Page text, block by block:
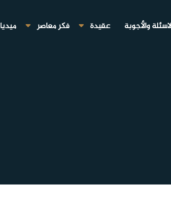
والأجوبة عقيدة فكر معاصر ميديا